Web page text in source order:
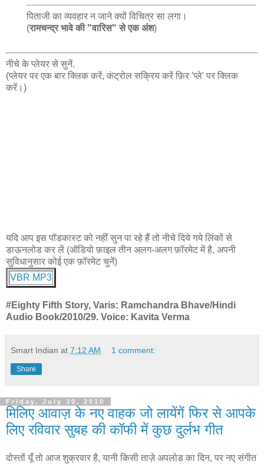
पिताजी का व्यवहार न जाने क्यों विचित्र सा लगा।
(रामचन्द्र भावे की "वारिस" से एक अंश)
नीचे के प्लेयर से सुनें.
(प्लेयर पर एक बार क्लिक करें, कंट्रोल सक्रिय करें फ़िर 'प्ले' पर क्लिक
करें।)
यदि आप इस पॉडकास्ट को नहीं सुन पा रहे हैं तो नीचे दिये गये लिंकों से
डाऊनलोड कर लें (ऑडियो फ़ाइल तीन अलग-अलग फ़ॉरमेट में है, अपनी
सुविधानुसार कोई एक फ़ॉरमेट चुनें)
VBR MP3
#Eighty Fifth Story, Varis: Ramchandra Bhave/Hindi
Audio Book/2010/29. Voice: Kavita Verma
Smart Indian at 7:12 AM 1 comment:
Share
Friday, July 30, 2010
मिलिए आवाज़ के नए वाहक जो लायेंगें फिर से आपके
लिए रविवार सुबह की कॉफी में कुछ दुर्लभ गीत
दोस्तों यूँ तो आज शुक्रवार है, यानी किसी ताज़े अपलोड का दिन, पर नए संगीत